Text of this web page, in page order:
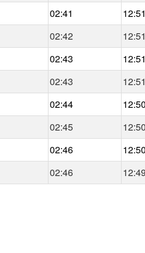
02:41 12:51
02:42 12:51
02:43 12:51
02:43 12:51
02:44 12:50
02:45 12:50
02:46 12:50
02:46 12:49